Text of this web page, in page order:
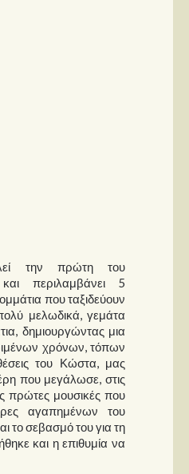
την πρώτη του
περιλαμβάνει 5
που ταξιδεύουν
μελωδικά, γεμάτα
δημιουργώντας μια
χρόνων, τόπων
του Κώστα, μας
που μεγάλωσε, στις
πρώτες μουσικές που
αγαπημένων του
το σεβασμό του για τη
και η επιθυμία να